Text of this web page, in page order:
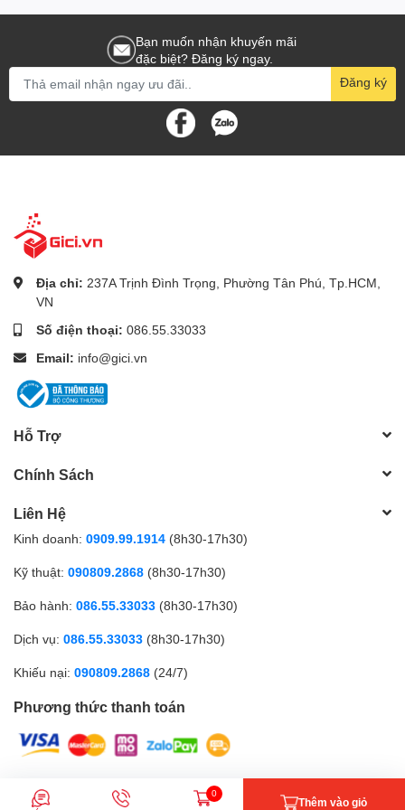
Bạn muốn nhận khuyến mãi
đặc biệt? Đăng ký ngay.
Đăng ký
Địa chỉ: 237A Trịnh Đình Trọng, Phường Tân Phú, Tp.HCM,
VN
Số điện thoại: 086.55.33033
Email: info@gici.vn
Hỗ Trợ
Chính Sách
Liên Hệ
Kinh doanh: 0909.99.1914 (8h30-17h30)
Kỹ thuật: 090809.2868 (8h30-17h30)
Bảo hành: 086.55.33033 (8h30-17h30)
Dịch vụ: 086.55.33033 (8h30-17h30)
Khiếu nại: 090809.2868 (24/7)
Phương thức thanh toán
CÔNG TY TNHH MTV GICI | Đăng ký kinh doanh số: 0317179268 |
0
Thêm vào giỏ